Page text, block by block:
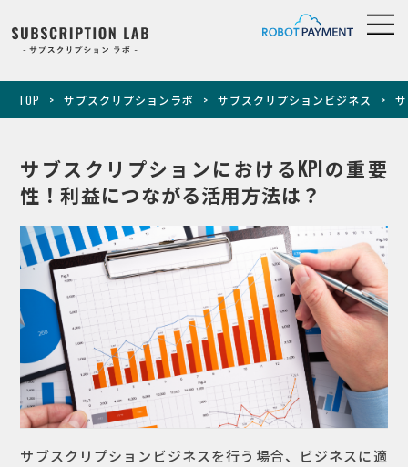
TOP サブスクリプションラボ サブスクリプションビジネス
サブスクリプションにおけるKPIの重要
性！利益につながる活用方法は？
サブスクリプションビジネスを行う場合、ビジネスに適